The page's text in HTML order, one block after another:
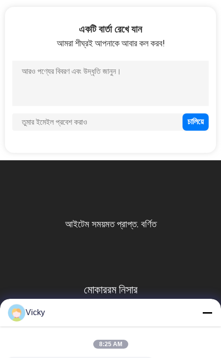
একটি বার্তা রেখে যান
আমরা শীঘ্রই আপনাকে আবার কল করব!
আইটেম সময়মত প্রাপ্ত. বর্ণিত
মোকাররম নিসার
Vicky
8:25 AM